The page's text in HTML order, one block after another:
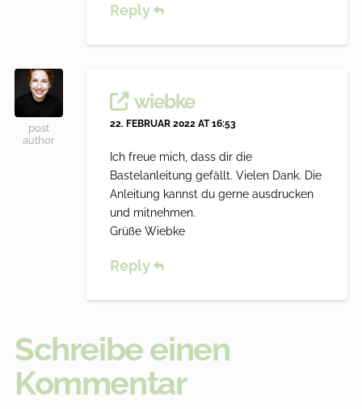
Reply
post
author
wiebke
22. FEBRUAR 2022 AT 16:53
Ich freue mich, dass dir die
Bastelanleitung gefällt. Vielen Dank. Die
Anleitung kannst du gerne ausdrucken
und mitnehmen.
Grüße Wiebke
Reply
Schreibe einen
Kommentar